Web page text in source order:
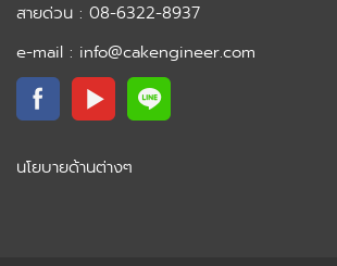
สายด่วน : 08-6322-8937
e-mail : info@cakengineer.com
นโยบายด้านต่างๆ